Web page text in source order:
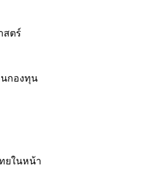
สตร์
นกองทุน
ยในหน้า